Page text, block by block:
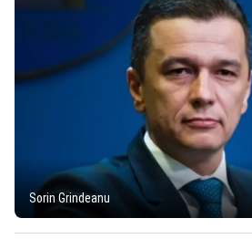
Sorin Grindeanu